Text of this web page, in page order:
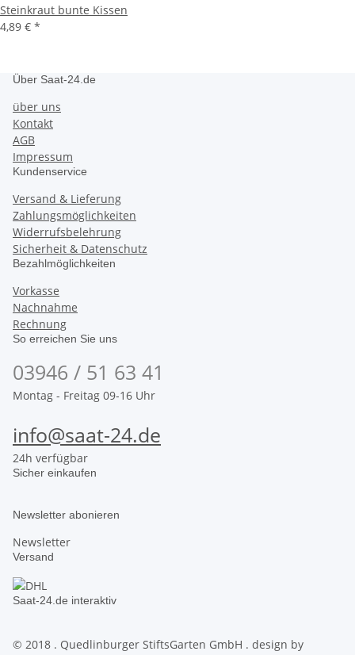
Steinkraut bunte Kissen
4,89 € *
Über Saat-24.de
über uns
Kontakt
AGB
Impressum
Kundenservice
Versand & Lieferung
Zahlungsmöglichkeiten
Widerrufsbelehrung
Sicherheit & Datenschutz
Bezahlmöglichkeiten
Vorkasse
Nachnahme
Rechnung
So erreichen Sie uns
03946 / 51 63 41
Montag - Freitag 09-16 Uhr
info@saat-24.de
24h verfügbar
Sicher einkaufen
Newsletter abonieren
Newsletter
Versand
Saat-24.de interaktiv
© 2018 . Quedlinburger StiftsGarten GmbH . design by